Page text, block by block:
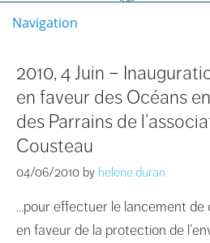
Navigation
2010, 4 Juin –
en faveur des Océans
des Parrains de
Cousteau
04/06/2010 by helene.duran
…pour effectuer le lancement de
en faveur de la protection de